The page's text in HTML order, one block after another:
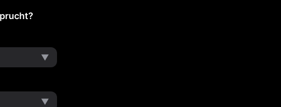
▼
▼